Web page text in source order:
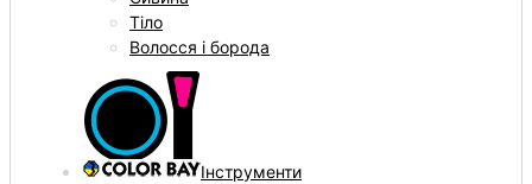
Тіло
Волосся і борода
Інструменти